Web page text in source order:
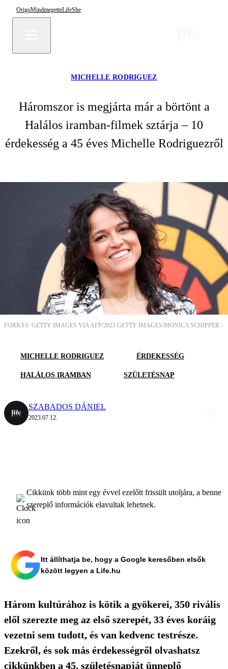
OrigoMindmegetteLifeShe
MICHELLE RODRIGUEZ
Háromszor is megjárta már a börtönt a
Halálos iramban-filmek sztárja – 10
érdekesség a 45 éves Michelle Rodriguezről
FORRÁS: GETTY IMAGES VIA AFP/2023 GETTY IMAGES/MONICA SCHIPPER -
MICHELLE RODRIGUEZ ÉRDEKESSÉG
HALÁLOS IRAMBAN SZÜLETÉSNAP
SZABADOS DÁNIEL
2023.07.12.
Cikkünk több mint egy évvel ezelőtt frissült utoljára, a benne
szereplő információk elavultak lehetnek.
Itt állíthatja be, hogy a Google keresőben elsők
között legyen a Life.hu
Három kultúrához is kötik a gyökerei, 350 rivális
elől szerezte meg az első szerepét, 33 éves koráig
vezetni sem tudott, és van kedvenc testrésze.
Ezekről, és sok más érdekességről olvashatsz
cikkünkben a 45. születésnapját ünneplő